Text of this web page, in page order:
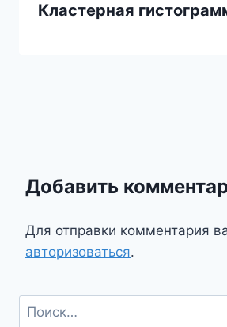
Кластерная
Добавить
Для отправки комментария
авторизоваться.
Найти: